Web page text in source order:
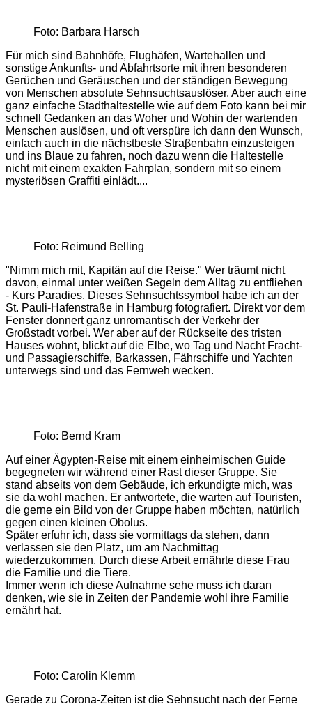
Foto: Barbara Harsch
Für mich sind Bahnhöfe, Flughäfen, Wartehallen und
sonstige Ankunfts- und Abfahrtsorte mit ihren besonderen
Gerüchen und Geräuschen und der ständigen Bewegung
von Menschen absolute Sehnsuchtsauslöser. Aber auch eine
ganz einfache Stadthaltestelle wie auf dem Foto kann bei mir
schnell Gedanken an das Woher und Wohin der wartenden
Menschen auslösen, und oft verspüre ich dann den Wunsch,
einfach auch in die nächstbeste Straβenbahn einzusteigen
und ins Blaue zu fahren, noch dazu wenn die Haltestelle
nicht mit einem exakten Fahrplan, sondern mit so einem
mysteriösen Graffiti einlädt....
Foto: Reimund Belling
"Nimm mich mit, Kapitän auf die Reise." Wer träumt nicht
davon, einmal unter weißen Segeln dem Alltag zu entfliehen
- Kurs Paradies. Dieses Sehnsuchtssymbol habe ich an der
St. Pauli-Hafenstraße in Hamburg fotografiert. Direkt vor dem
Fenster donnert ganz unromantisch der Verkehr der
Großstadt vorbei. Wer aber auf der Rückseite des tristen
Hauses wohnt, blickt auf die Elbe, wo Tag und Nacht Fracht-
und Passagierschiffe, Barkassen, Fährschiffe und Yachten
unterwegs sind und das Fernweh wecken.
Foto: Bernd Kram
Auf einer Ägypten-Reise mit einem einheimischen Guide
begegneten wir während einer Rast dieser Gruppe. Sie
stand abseits von dem Gebäude, ich erkundigte mich, was
sie da wohl machen. Er antwortete, die warten auf Touristen,
die gerne ein Bild von der Gruppe haben möchten, natürlich
gegen einen kleinen Obolus.
Später erfuhr ich, dass sie vormittags da stehen, dann
verlassen sie den Platz, um am Nachmittag
wiederzukommen. Durch diese Arbeit ernährte diese Frau
die Familie und die Tiere.
Immer wenn ich diese Aufnahme sehe muss ich daran
denken, wie sie in Zeiten der Pandemie wohl ihre Familie
ernährt hat.
Foto: Carolin Klemm
Gerade zu Corona-Zeiten ist die Sehnsucht nach der Ferne